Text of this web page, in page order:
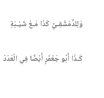
وَلِلدِّمَشْقِـيِّ كَذَا مَـعْ شَيْـبَةِ
كَـذَا أَبُو جَعْفَرٍ أَيْضًا فِي الْعَدَدْ